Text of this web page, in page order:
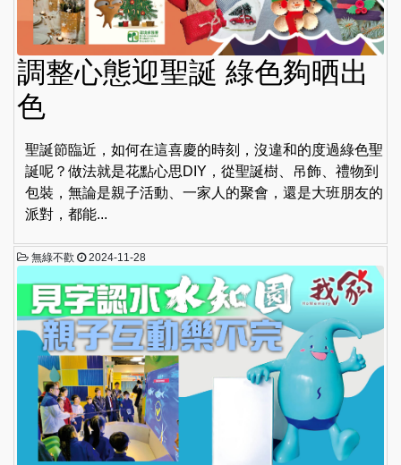
調整心態迎聖誕 綠色夠晒出
色
聖誕節臨近，如何在這喜慶的時刻，沒違和的度過綠色聖
誕呢？做法就是花點心思DIY，從聖誕樹、吊飾、禮物到
包裝，無論是親子活動、一家人的聚會，還是大班朋友的
派對，都能...
無綠不歡 2024-11-28